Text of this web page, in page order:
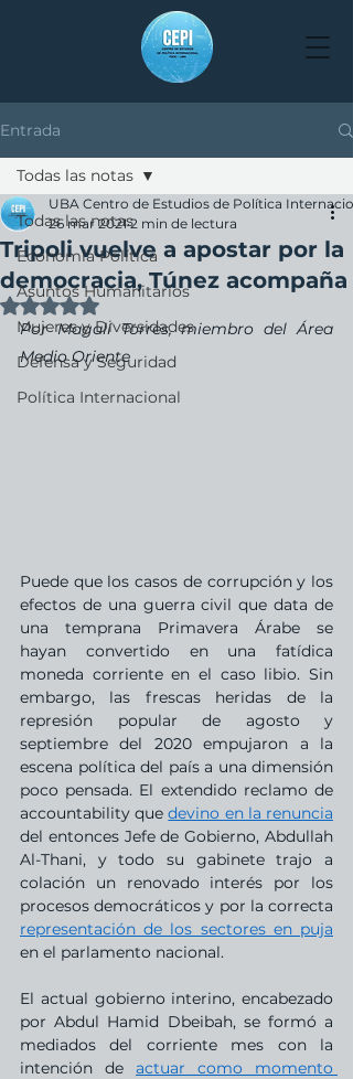
Entrada
Todas las notas
Economía Política
Asuntos Humanitarios
Mujeres y Diversidades
Defensa y Seguridad
Política Internacional
Todas las notas
Tripoli vuelve a apostar por la
democracia, Túnez acompaña
UBA Centro de Estudios de Política
26 mar 2021 2 min de lectura
Obtuvo NaN de 5 estrellas.
Por Magalí Torres, miembro del Área
Medio Oriente
Puede que los casos de corrupción y los
efectos de una guerra civil que data de
una temprana Primavera Árabe se
hayan convertido en una fatídica
moneda corriente en el caso libio. Sin
embargo, las frescas heridas de la
represión popular de agosto y
septiembre del 2020 empujaron a la
escena política del país a una dimensión
poco pensada. El extendido reclamo de
accountability que devino en la renuncia
del entonces Jefe de Gobierno, Abdullah
Al-Thani, y todo su gabinete trajo a
colación un renovado interés por los
representación de los sectores en puja
en el parlamento nacional.
El actual gobierno interino, encabezado
por Abdul Hamid Dbeibah, se formó a
mediados del corriente mes con la
intención de actuar como momento